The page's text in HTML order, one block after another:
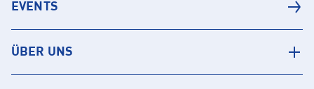
EVENTS
ÜBER UNS